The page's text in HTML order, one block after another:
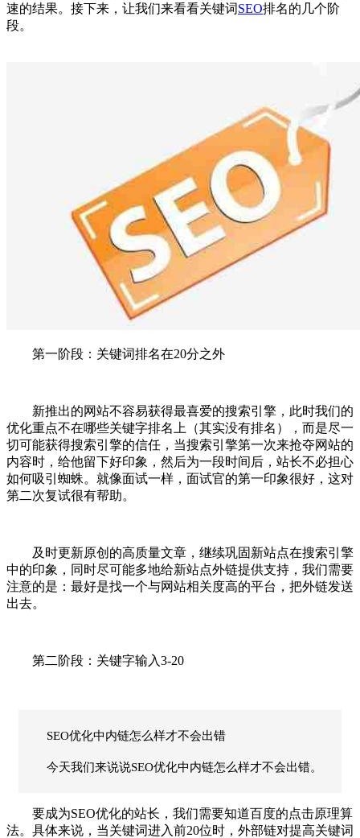
速的结果。接下来，让我们来看看关键词SEO排名的几个阶
段。
第一阶段：关键词排名在20分之外
新推出的网站不容易获得最喜爱的搜索引擎，此时我们的
优化重点不在哪些关键字排名上（其实没有排名），而是尽一
切可能获得搜索引擎的信任，当搜索引擎第一次来抢夺网站的
内容时，给他留下好印象，然后为一段时间后，站长不必担心
如何吸引蜘蛛。就像面试一样，面试官的第一印象很好，这对
第二次复试很有帮助。
及时更新原创的高质量文章，继续巩固新站点在搜索引擎
中的印象，同时尽可能多地给新站点外链提供支持，我们需要
注意的是：最好是找一个与网站相关度高的平台，把外链发送
出去。
第二阶段：关键字输入3-20
SEO优化中内链怎么样才不会出错
今天我们来说说SEO优化中内链怎么样才不会出错。
要成为SEO优化的站长，我们需要知道百度的点击原理算
法。具体来说，当关键词进入前20位时，外部链对提高关键词